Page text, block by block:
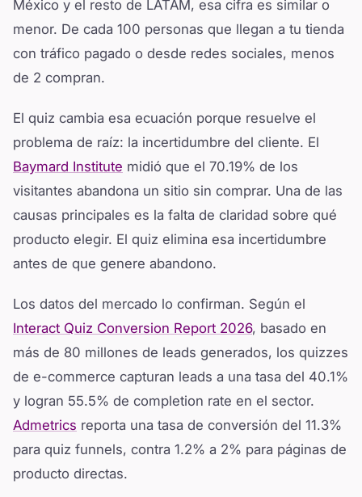
México y el resto de LATAM, esa cifra es similar o
menor. De cada 100 personas que llegan a tu tienda
con tráfico pagado o desde redes sociales, menos
de 2 compran.
El quiz cambia esa ecuación porque resuelve el
problema de raíz: la incertidumbre del cliente. El
Baymard Institute midió que el 70.19% de los
visitantes abandona un sitio sin comprar. Una de las
causas principales es la falta de claridad sobre qué
producto elegir. El quiz elimina esa incertidumbre
antes de que genere abandono.
Los datos del mercado lo confirman. Según el
Interact Quiz Conversion Report 2026, basado en
más de 80 millones de leads generados, los quizzes
de e-commerce capturan leads a una tasa del 40.1%
y logran 55.5% de completion rate en el sector.
Admetrics reporta una tasa de conversión del 11.3%
para quiz funnels, contra 1.2% a 2% para páginas de
producto directas.